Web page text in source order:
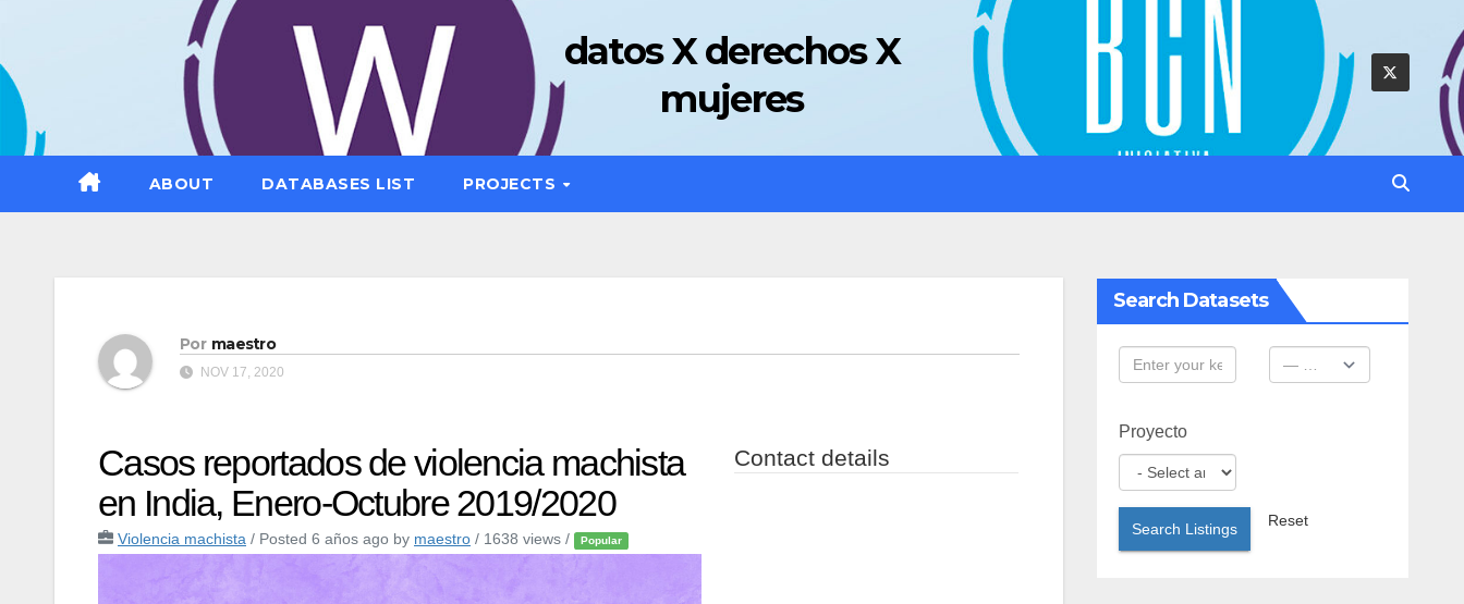
contenido
datos X derechos X
mujeres
ABOUT DATABASES LIST PROJECTS
Por maestro
NOV 17, 2020
Casos reportados de violencia machista
en India, Enero-Octubre 2019/2020
Violencia machista / Posted 6 años ago by maestro / 1638 views / Popular
Contact details
Search Datasets
Proyecto
Search Listings Reset